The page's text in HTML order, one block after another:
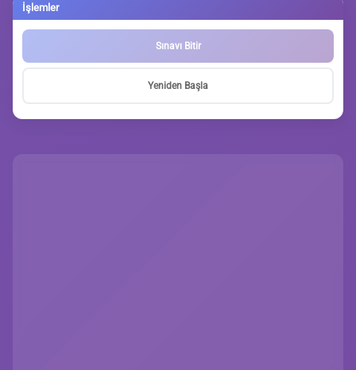
İşlemler
Sınavı Bitir
Yeniden Başla